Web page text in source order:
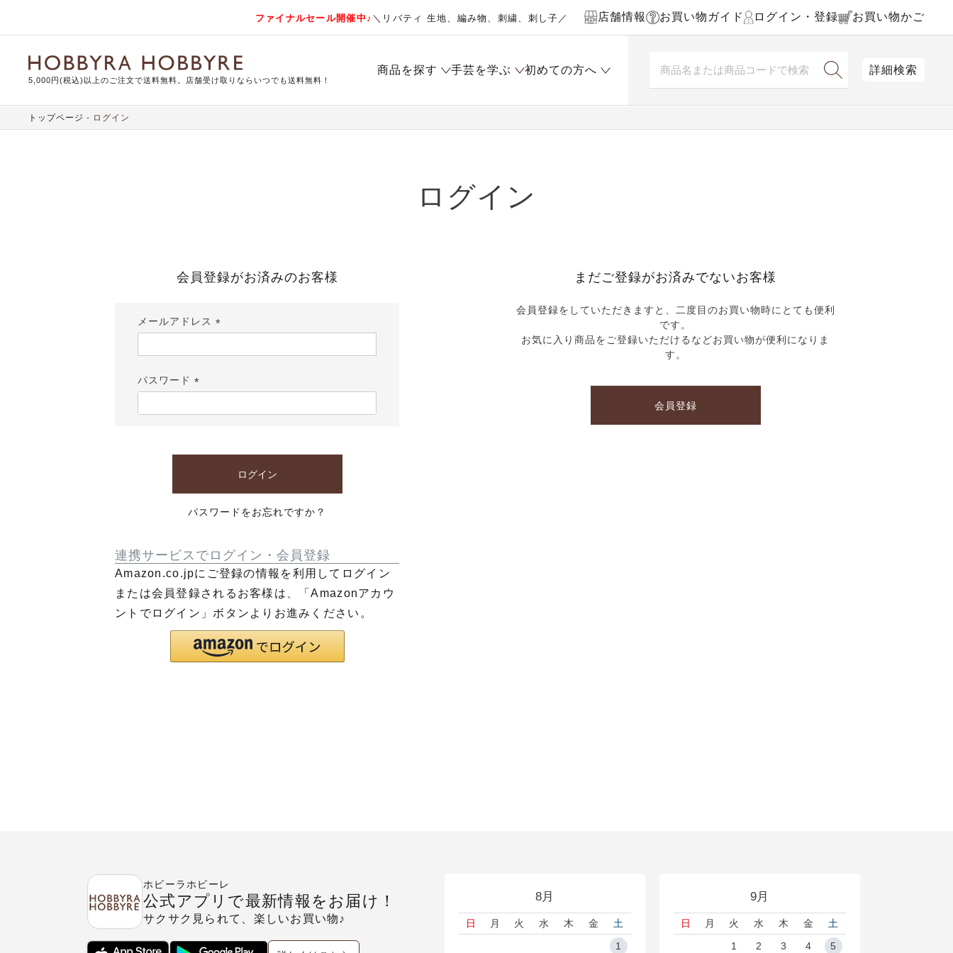
ファイナルセール開催中♪ ＼リバティ 生地、編み物、刺繍、刺し子／ 店舗情報 お買い物ガイド ログイン・登録 お買い物かご
5,000円(税込)以上のご注文で送料無料。店舗受け取りならいつでも送料無料！
商品を探す 手芸を学ぶ 初めての方へ 詳細検索
トップページ ログイン
ログイン
会員登録がお済みのお客様
メールアドレス
須)
パスワード
須)
ログイン
パスワードをお忘れですか？
連携サービスでログイン・会員登録
Amazon.co.jpにご登録の情報を利用してログイン
または会員登録されるお客様は、「Amazonアカウ
ントでログイン」ボタンよりお進みください。
まだご登録がお済みでないお客様
会員登録をしていただきますと、二度目のお買い物時にとても便利
です。
お気に入り商品をご登録いただけるなどお買い物が便利になりま
す。
会員登録
8月
日 月 火 水 木 金
土
1
9月
日 月 火 水 木 金
土
1
2 3 4 5
ホビーラホビーレ
公式アプリで最新情報をお届け！
サクサク見られて、楽しいお買い物♪